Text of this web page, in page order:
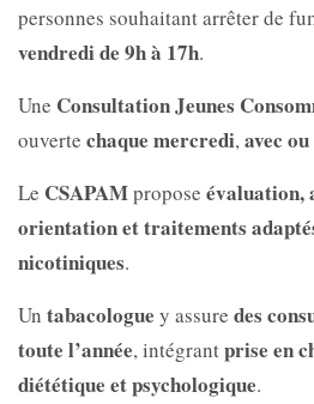
personnes souhaitant arrêter de
vendredi de 9h à 17h.
Une Consultation Jeunes
ouverte chaque mercredi, avec
Le CSAPAMpropose évaluation,
orientation et traitements
nicotiniques.
Un tabacologue y assure des
toute l’année, intégrantprise en
diététique et psychologique.